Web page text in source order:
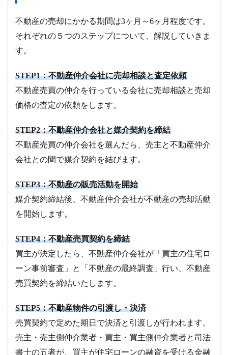
不動産の売却にかかる期間は3ヶ月～6ヶ月程度です。
それぞれの５つのステップについて、解説していきま
す。
STEP1：不動産仲介会社に売却相談と査定依頼
不動産売買の仲介を行っている会社に売却相談と売却
価格の査定の依頼をします。
STEP2：不動産仲介会社と媒介契約を締結
不動産売買の仲介会社を選んだら、売主と不動産仲介
会社との間で媒介契約を結びます。
STEP3：不動産の販売活動を開始
媒介契約締結後、不動産仲介会社が不動産の売却活動
を開始します。
STEP4：不動産売買契約を締結
買主が決定したら、不動産仲介会社が「買主の住宅ロ
ーン事前審査」と「不動産の最終調査」行い、不動産
売買契約を締結いたします。
STEP5：不動産物件の引渡し・決済
売買契約で定めた期日で決済と引渡しが行われます。
売主・売主側仲介業者・買主・買主側仲介業者と司法
書士の五者が、買主が住宅ローンの融資を受ける金融